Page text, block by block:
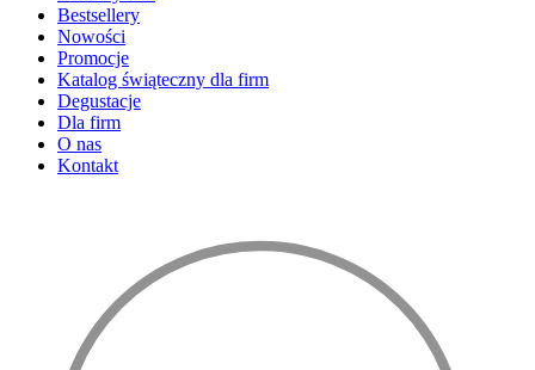
Bestsellery
Nowości
Promocje
Katalog świąteczny dla firm
Degustacje
Dla firm
O nas
Kontakt